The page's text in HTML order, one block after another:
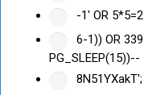
-1' OR
6-1)) OR
PG_SLEEP(15))--